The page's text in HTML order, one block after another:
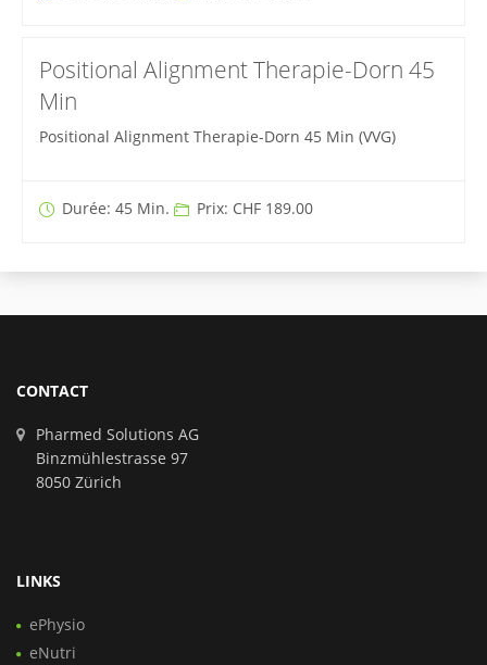
Positional Alignment Therapie-Dorn 45
Min
Positional Alignment Therapie-Dorn 45 Min (VVG)
Durée: 45 Min. Prix: CHF 189.00
CONTACT
Pharmed Solutions AG
Binzmühlestrasse 97
8050 Zürich
LINKS
ePhysio
eNutri